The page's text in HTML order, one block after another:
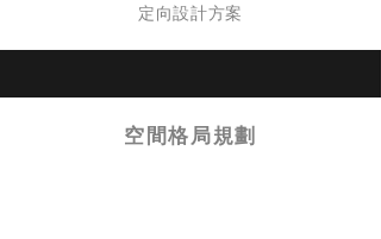
定向​設計方案
​空間格局規劃